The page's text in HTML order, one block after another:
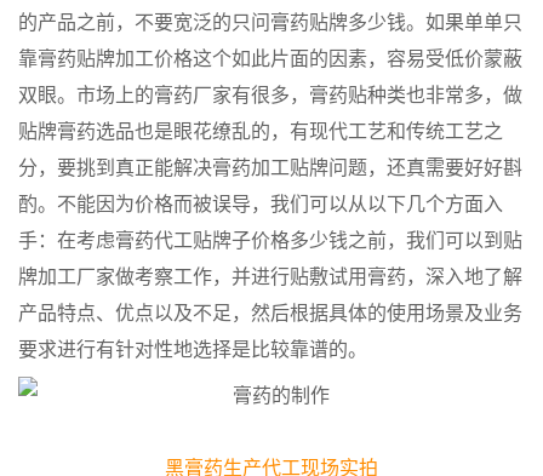
的产品之前，不要宽泛的只问膏药贴牌多少钱。如果单单只
靠膏药贴牌加工价格这个如此片面的因素，容易受低价蒙蔽
双眼。市场上的膏药厂家有很多，膏药贴种类也非常多，做
贴牌膏药选品也是眼花缭乱的，有现代工艺和传统工艺之
分，要挑到真正能解决膏药加工贴牌问题，还真需要好好斟
酌。不能因为价格而被误导，我们可以从以下几个方面入
手：在考虑膏药代工贴牌子价格多少钱之前，我们可以到贴
牌加工厂家做考察工作，并进行贴敷试用膏药，深入地了解
产品特点、优点以及不足，然后根据具体的使用场景及业务
要求进行有针对性地选择是比较靠谱的。
黑膏药生产代工现场实拍